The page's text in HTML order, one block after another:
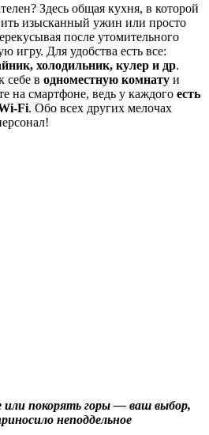
Здесь общая кухня, в которой
изысканный ужин или просто
после утомительного
игру. Для удобства есть все:
холодильник, кулер и др.
себе в одноместную комнату и
на смартфоне, ведь у каждого есть
Fi. Обо всех других мелочах
или покорять горы — ваш выбор,
неподдельное